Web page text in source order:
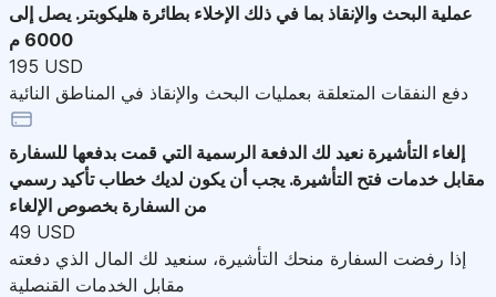
عملية البحث والإنقاذ بما في ذلك الإخلاء بطائرة هليكوبتر. يصل إلى
6000 م
195 USD
دفع النفقات المتعلقة بعمليات البحث والإنقاذ في المناطق النائية
إلغاء التأشيرة نعيد لك الدفعة الرسمية التي قمت بدفعها للسفارة
مقابل خدمات فتح التأشيرة. يجب أن يكون لديك خطاب تأكيد رسمي
من السفارة بخصوص الإلغاء
49 USD
إذا رفضت السفارة منحك التأشيرة، سنعيد لك المال الذي دفعته
مقابل الخدمات القنصلية